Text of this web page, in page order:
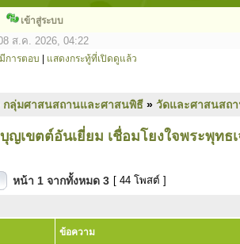
เข้าสู่ระบบ
ส.ค. 2026, 04:22
การตอบ แสดงกระทู้ที่เปิดดูแล้ว
กลุ่มศาสนสถานและศาสนพิธี » วัดและศาสนสถ
ญเขตต์อันเยี่ยม เชื่อมโยงใจพระพุทธ
หน้า 1 จากทั้งหมด 3 [ 44 โพสต์ ]
ข้อความ